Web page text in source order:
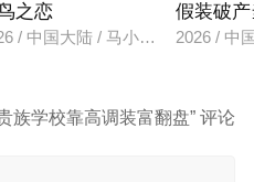
蕾
之恋
/ 中国大陆 / 马小宇&兰岚
假装破
2026 / 中
族学校靠高调装富翻盘” 评论